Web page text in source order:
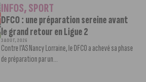
INFOS,SPORT
DFCO : une préparation sereine avant
le grand retour en Ligue 2
3 AOÛT, 2026
Contre l’AS Nancy Lorraine, le DFCO a achevé sa phase
de préparation par un...